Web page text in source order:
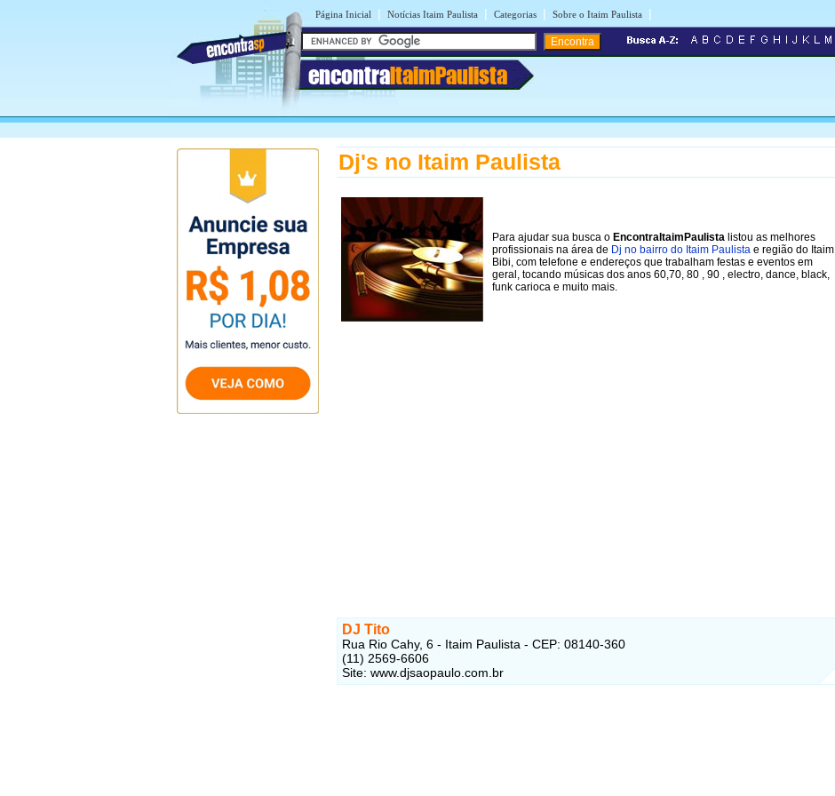
Página Inicial | Notícias Itaim Paulista | Categorias | Sobre o Itaim Paulista |
encontraItaimPaulista
Dj's no Itaim Paulista
Para ajudar sua busca o EncontraItaimPaulista listou as melhores
profissionais na área de Dj no bairro do Itaim Paulista e região do Itaim
Bibi, com telefone e endereços que trabalham festas e eventos em
geral, tocando músicas dos anos 60,70, 80 , 90 , electro, dance, black,
funk carioca e muito mais.
DJ Tito
Rua Rio Cahy, 6 - Itaim Paulista - CEP: 08140-360
(11) 2569-6606
Site: www.djsaopaulo.com.br